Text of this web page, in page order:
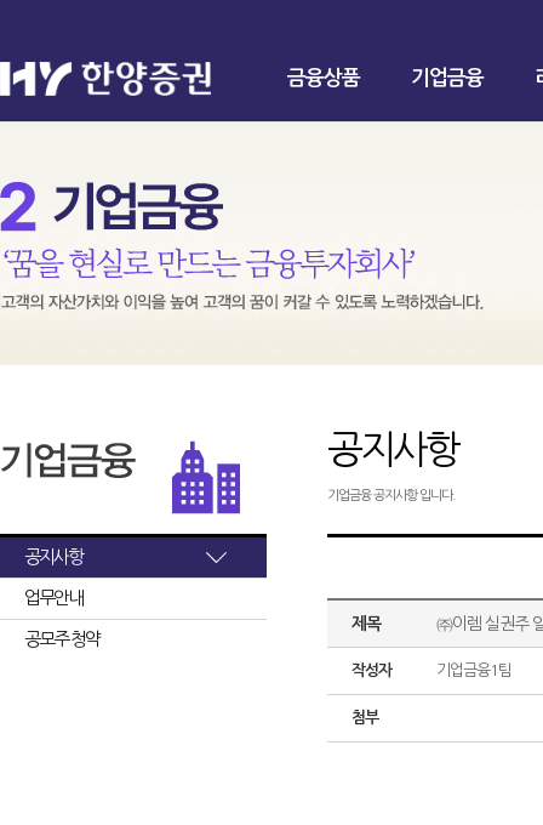
금융상품 기업금융
공지사항
업무안내
공모주 청약
공지사항
기업금융 공지사항 입니다.
제목 ㈜이렘 실권주
작성자 기업금융1팀
첨부